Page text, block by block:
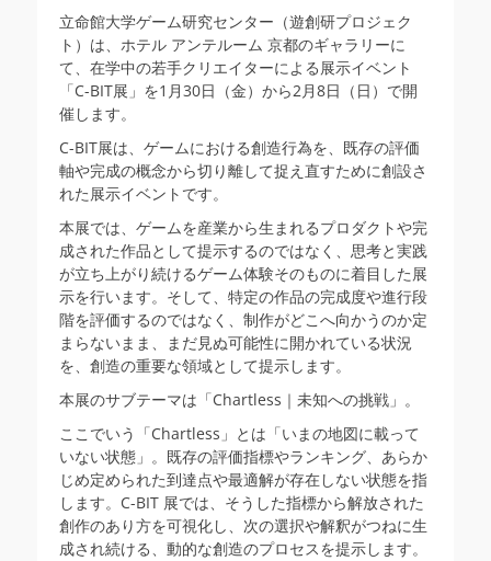
立命館大学ゲーム研究センター（遊創研プロジェク
ト）は、ホテル アンテルーム 京都のギャラリーに
て、在学中の若手クリエイターによる展示イベント
「C-BIT展」を1月30日（金）から2月8日（日）で開
催します。
C-BIT展は、ゲームにおける創造行為を、既存の評価
軸や完成の概念から切り離して捉え直すために創設さ
れた展示イベントです。
本展では、ゲームを産業から生まれるプロダクトや完
成された作品として提示するのではなく、思考と実践
が立ち上がり続けるゲーム体験そのものに着目した展
示を行います。そして、特定の作品の完成度や進行段
階を評価するのではなく、制作がどこへ向かうのか定
まらないまま、まだ見ぬ可能性に開かれている状況
を、創造の重要な領域として提示します。
本展のサブテーマは「Chartless｜未知への挑戦」。
ここでいう「Chartless」とは「いまの地図に載って
いない状態」。既存の評価指標やランキング、あらか
じめ定められた到達点や最適解が存在しない状態を指
します。C-BIT 展では、そうした指標から解放された
創作のあり方を可視化し、次の選択や解釈がつねに生
成され続ける、動的な創造のプロセスを提示します。